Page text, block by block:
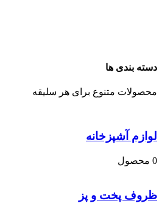
دسته بندی ها
محصولات متنوع برای هر سلیقه
لوازم آشپزخانه
0 محصول
ظروف پخت و پز